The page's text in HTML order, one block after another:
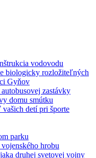
vodovodu
biologicky rozložiteľných
Gyňov
zastávky
domu smútku
detí pri športe
parku
hrobu
druhej svetovej vojny